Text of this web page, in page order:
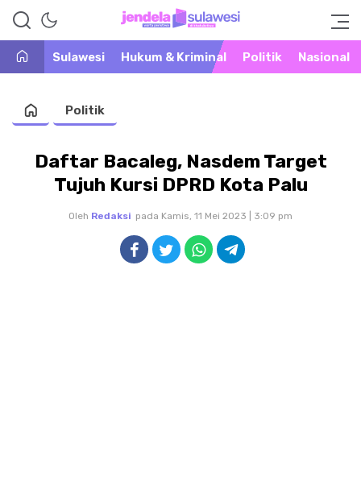
Jendela Sulawesi
Warta Peristiwa di Khatulistiwa
Sulawesi
Hukum & Kriminal Politik Nasional
Politik
Daftar Bacaleg, Nasdem Target
Tujuh Kursi DPRD Kota Palu
Oleh Redaksi pada Kamis, 11 Mei 2023 | 3:09 pm